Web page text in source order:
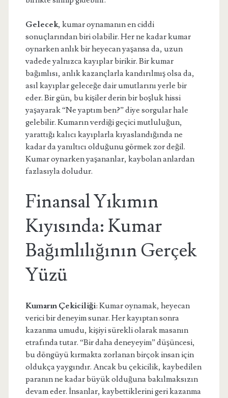
Gelecek, kumar oynamanın en ciddi
sonuçlarından biri olabilir. Her ne kadar kumar
oynarken anlık bir heyecan yaşansa da, uzun
vadede yalnızca kayıplar birikir. Bir kumar
bağımlısı, anlık kazançlarla kandırılmış olsa da,
asıl kayıplar geleceğe dair umutlarını yerle bir
eder. Bir gün, bu kişiler derin bir boşluk hissi
yaşayarak “Ne yaptım ben?” diye sorgular hale
gelebilir. Kumarın verdiği geçici mutluluğun,
yarattığı kalıcı kayıplarla kıyaslandığında ne
kadar da yanıltıcı olduğunu görmek zor değil.
Kumar oynarken yaşananlar, kaybolan anlardan
fazlasıyla doludur.
Finansal Yıkımın
Kıyısında: Kumar
Bağımlılığının Gerçek
Yüzü
Kumarın Çekiciliği: Kumar oynamak, heyecan
verici bir deneyim sunar. Her kayıptan sonra
kazanma umudu, kişiyi sürekli olarak masanın
etrafında tutar. “Bir daha deneyeyim” düşüncesi,
bu döngüyü kırmakta zorlanan birçok insan için
oldukça yaygındır. Ancak bu çekicilik, kaybedilen
paranın ne kadar büyük olduğuna bakılmaksızın
devam eder. İnsanlar, kaybettiklerini geri kazanma